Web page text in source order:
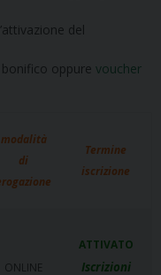
del
oppure voucher
modalità
di
Termine
iscrizione
ONLINE
ATTIVATO
Iscrizioni